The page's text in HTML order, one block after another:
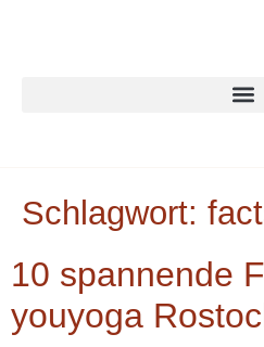
Schlagwort:
10 spannende
youyoga